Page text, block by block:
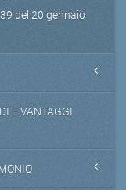
del 20 gennaio
E VANTAGGI